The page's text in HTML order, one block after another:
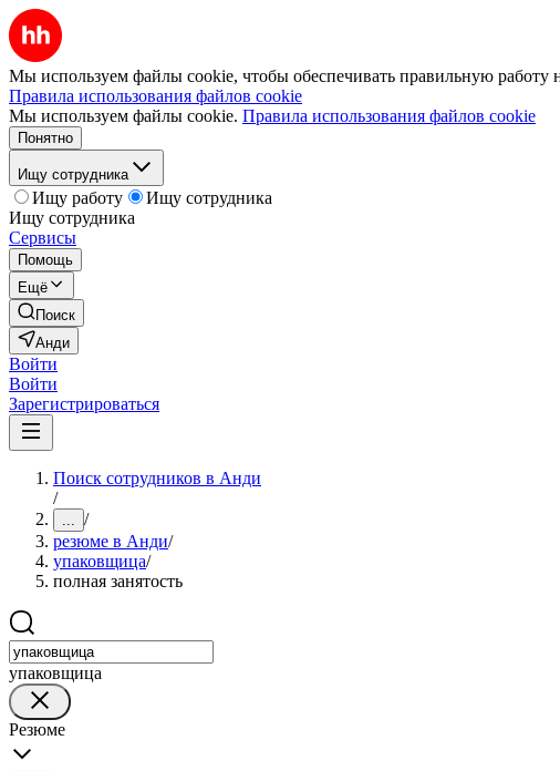
Мы используем файлы cookie, чтобы обеспечивать правильную работу
Правила использования файлов cookie
Мы используем файлы cookie. Правила использования файлов cookie
Понятно
Ищу сотрудника
Ищу работу
Ищу сотрудника
Ищу сотрудника
Сервисы
Помощь
Ещё
Поиск
Анди
Войти
Войти
Зарегистрироваться
Поиск сотрудников в Анди
/
... /
резюме в Анди/
упаковщица/
полная занятость
упаковщица
Резюме